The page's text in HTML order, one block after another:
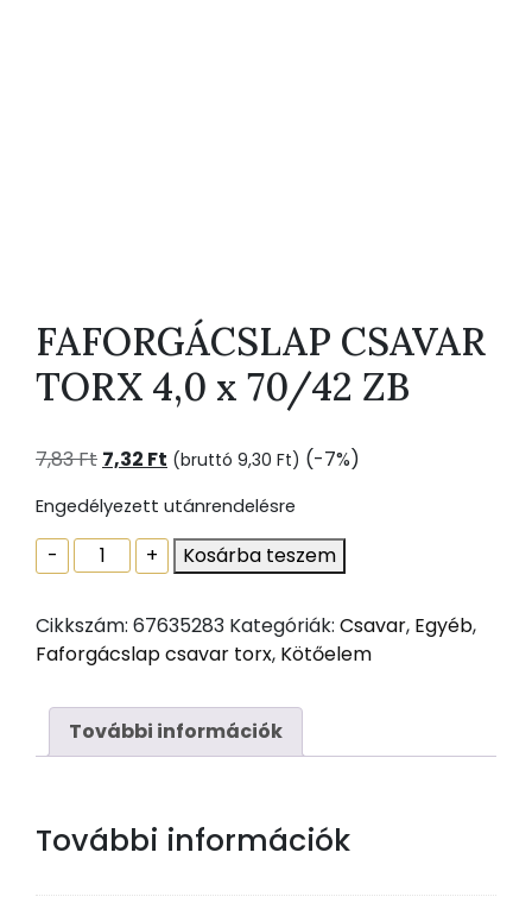
FAFORGÁCSLAP CSAVAR
TORX 4,0 x 70/42 ZB
7,83Ft Original
was:
7,83 Ft.
7,32 Ft Current
is:
7,32 Ft.
(bruttó 9,30 Ft) (-7%)
Engedélyezett utánrendelésre
-
FAFORGÁCSLAP
CSAVAR
4,0
x
ZB
mennyiség
+ Kosárba teszem
Cikkszám: 67635283 Kategóriák: Csavar, Egyéb,
Faforgácslap csavar torx, Kötőelem
További információk
További információk